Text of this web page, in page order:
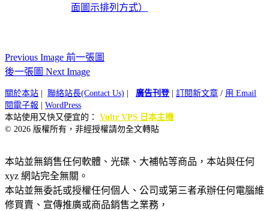
面圖示排列方式）
Previous Image 前一張圖
後一張圖 Next Image
關於本站 聯絡站長(Contact Us) 廣告刊登| 訂閱新文章 / 用 Email
閱電子報
WordPress
本站使用又快又便宜的： Vultr VPS 日本主機
© 2026 版權所有，非經授權請勿全文轉貼
本站並無銷售任何軟體、光碟、大補帖等商品，本站與任何
xyz 網站完全無關。
本站並無委託或授權任何個人、公司或第三者承辦任何電腦維
修買賣、宣傳推廣或商品銷售之業務，